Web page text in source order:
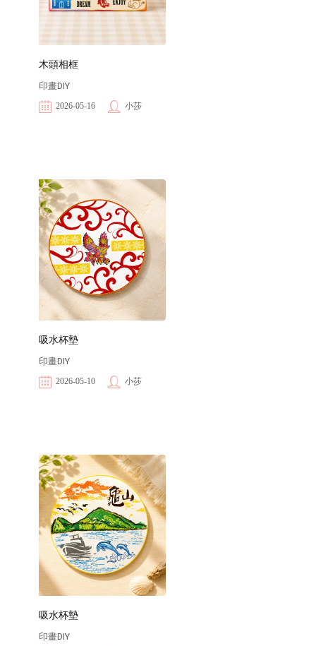
木頭相框
印畫DIY
2026-05-16 小莎
吸水杯墊
印畫DIY
2026-05-10 小莎
吸水杯墊
印畫DIY